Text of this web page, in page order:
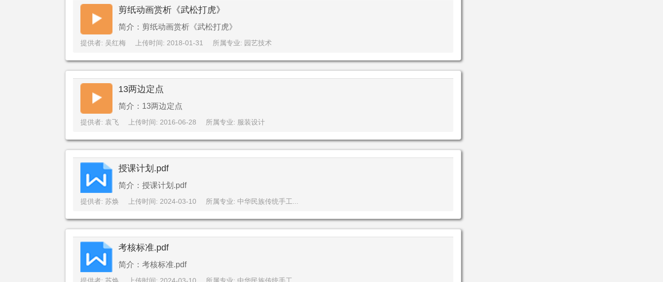
剪纸动画赏析《武松打虎》
简介：剪纸动画赏析《武松打虎》
提供者: 吴红梅 上传时间: 2018-01-31 所属专业: 园艺技术
13两边定点
简介：13两边定点
提供者: 袁飞 上传时间: 2016-06-28 所属专业: 服装设计
授课计划.pdf
简介：授课计划.pdf
提供者: 苏焕 上传时间: 2024-03-10 所属专业: 中华民族传统手工...
考核标准.pdf
简介：考核标准.pdf